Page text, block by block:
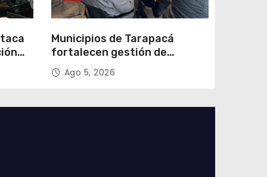
Municipios de Tarapacá
fortalecen gestión de
subsidios de agua potable en
jornada regional organizada
ANDESS
Ago 5, 2026